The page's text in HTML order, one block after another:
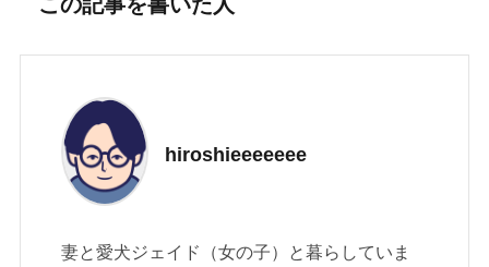
hiroshieeeeeee
妻と愛犬ジェイド（女の子）と暮らしていま